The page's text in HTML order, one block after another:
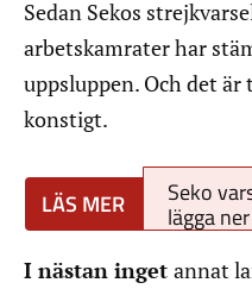
Sedan Sekos
arbetskamrater har
uppsluppen. Och det
konstigt.
Seko
lägga
I nästan inget annat